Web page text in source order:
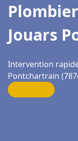
Jouars
Intervention
Pontchartrain